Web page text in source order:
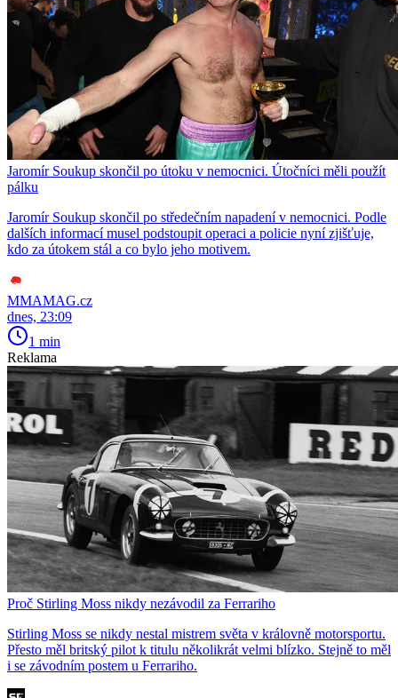
Jaromír Soukup skončil po útoku v nemocnici. Útočníci měli použít
pálku
Jaromír Soukup skončil po středečním napadení v nemocnici. Podle
dalších informací musel podstoupit operaci a policie nyní zjišťuje,
kdo za útokem stál a co bylo jeho motivem.
MMAMAG.cz
dnes, 23:09
1 min
Reklama
Proč Stirling Moss nikdy nezávodil za Ferrariho
Stirling Moss se nikdy nestal mistrem světa v královně motorsportu.
Přesto měl britský pilot k titulu několikrát velmi blízko. Stejně to měl
i se závodním postem u Ferrariho.